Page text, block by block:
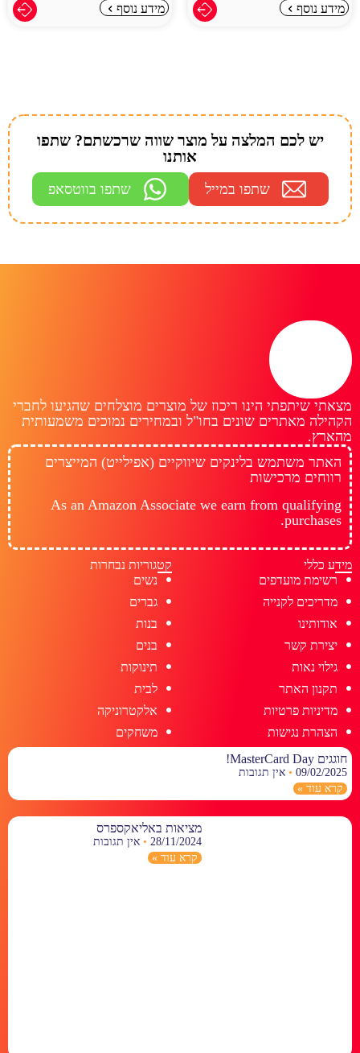
מידע נוסף
מידע נוסף
יש לכם המלצה על מוצר שווה שרכשתם? שתפו
אותנו
שתפו במייל שתפו בווטסאפ
מצאתי שיתפתי הינו ריכוז של מוצרים מוצלחים שהגיעו לחברי
הקהילה מאתרים שונים בחו"ל ובמחירים נמוכים משמעותית
מהארץ.
האתר משתמש בלינקים שיווקיים (אפילייט) המייצרים
רווחים מרכישות
As an Amazon Associate we earn from qualifying
purchases.
מידע כללי
רשימת מועדפים
מדריכים לקנייה
אודותינו
יצירת קשר
גילוי נאות
תקנון האתר
מדיניות פרטיות
הצהרת נגישות
קטגוריות נבחרות
נשים
גברים
בנות
בנים
תינוקות
לבית
אלקטרוניקה
משחקים
חוגגים MasterCard Day!
09/02/2025
אין תגובות
קרא עוד »
מציאות באליאקספרס
28/11/2024
אין תגובות
קרא עוד »